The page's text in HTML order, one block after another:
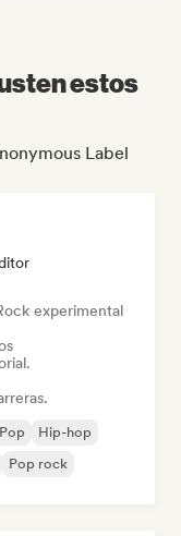
estos
Label
experimental
Hip-hop
Pop rock